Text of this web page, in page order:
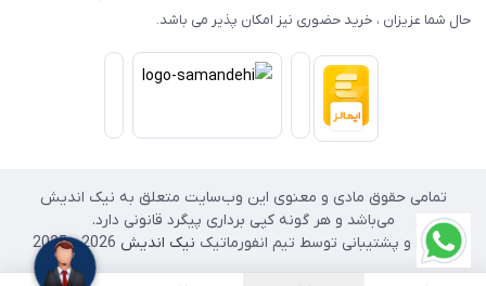
حال شما عزیزان ، خرید حضوری نیز امکان پذیر می باشد.
تمامی حقوق مادی و معنوی این وب‌سایت متعلق به نیک اندیش
می‌باشد و هر گونه کپی برداری پیگرد قانونی دارد.
طراحی و پشتیبانی توسط تیم انفورماتیک نیک اندیش 2026 - 2025